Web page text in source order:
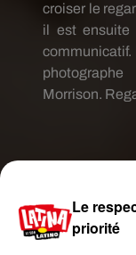
croiser le
il est ensuite
communicatif.
Morrison.
Le
priorité